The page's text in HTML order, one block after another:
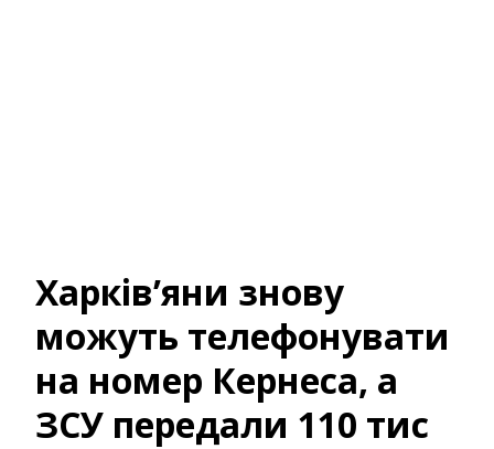
Харків’яни знову
можуть телефонувати
на номер Кернеса, а
ЗСУ передали 110 тис